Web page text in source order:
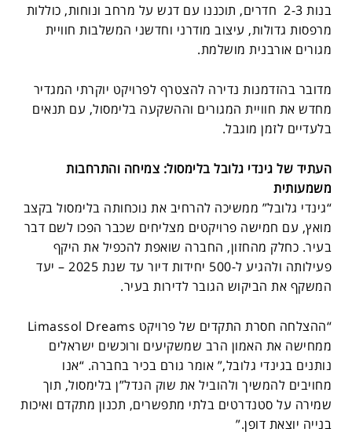
בנות 2-3 חדרים, תוכננו עם דגש על מרחב ונוחות, כוללות
מרפסות גדולות, עיצוב מודרני וחדשני המשלבות חוויית
מגורים אורבנית מושלמת.
מדובר בהזדמנות נדירה להצטרף לפרויקט יוקרתי המגדיר
מחדש את חוויית המגורים וההשקעה בלימסול, עם תנאים
בלעדיים לזמן מוגבל.
העתיד של גינדי גלובל בלימסול: צמיחה והתרחבות
משמעותית
“גינדי גלובל” ממשיכה להרחיב את נוכחותה בלימסול בקצב
מואץ, עם חמישה פרויקטים מצליחים שכבר הפכו לשם דבר
בעיר. כחלק מהחזון, החברה שואפת להכפיל את היקף
פעילותה ולהגיע ל-500 יחידות דיור עד שנת 2025 – יעד
המשקף את הביקוש הגובר לדירות בעיר.
“ההצלחה חסרת התקדים של פרויקט Limassol Dreams
ממחישה את האמון הרב שמשקיעים ורוכשים ישראלים
נותנים בגינדי גלובל,” אומר גורם בכיר בחברה. “אנו
מחויבים להמשיך ולהוביל את שוק הנדל”ן בלימסול, תוך
שמירה על סטנדרטים בלתי מתפשרים, תכנון מתקדם ואיכות
בנייה יוצאת דופן.”